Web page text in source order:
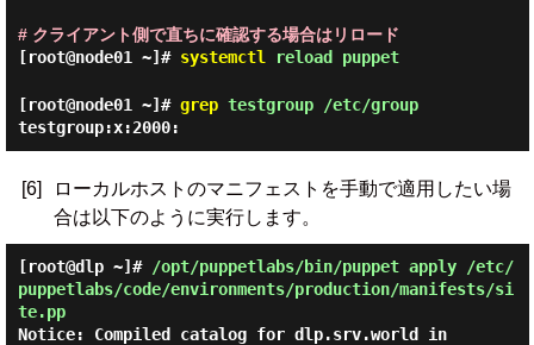
# クライアント側で直ちに確認する場合はリロード
[root@node01 ~]# systemctl reload puppet
[root@node01 ~]# greptestgroup /etc/group
testgroup:x:2000:
[6]
ローカルホストのマニフェストを手動で適用したい場
合は以下のように実行します。
[root@dlp ~]# /opt/puppetlabs/bin/puppet apply /etc/
puppetlabs/code/environments/production/manifests/si
te.pp
Notice: Compiled catalog for dlp.srv.world in